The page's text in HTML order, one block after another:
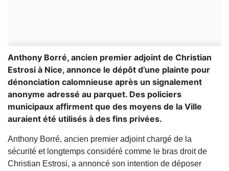
Anthony Borré, ancien premier adjoint de Christian
Estrosi à Nice, annonce le dépôt d’une plainte pour
dénonciation calomnieuse après un signalement
anonyme adressé au parquet. Des policiers
municipaux affirment que des moyens de la Ville
auraient été utilisés à des fins privées.
Anthony Borré, ancien premier adjoint chargé de la
sécurité et longtemps considéré comme le bras droit de
Christian Estrosi, a annoncé son intention de déposer